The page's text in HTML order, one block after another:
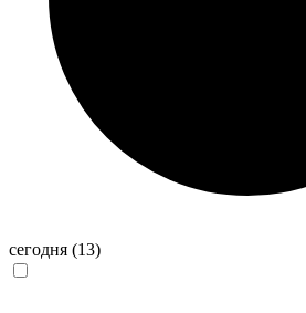
сегодня (13)